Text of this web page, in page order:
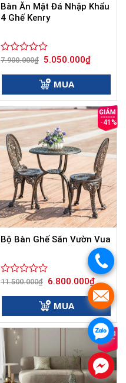
Bàn Ăn Mặt Đá Nhập Khẩu
4 Ghế Kenry
Được
5
sao
7.900.000₫ Giá
là:
7.900.000₫.
5.050.000₫Giá
hiện
tại
MUA
-41%
Bộ Bàn Ghế Sân Vườn Vua
Được
5
sao
11.500.000₫ Giá
là:
11.500.000₫.
6.800.000₫Giá
hiện
tại
là:
MUA
.
.
.
.